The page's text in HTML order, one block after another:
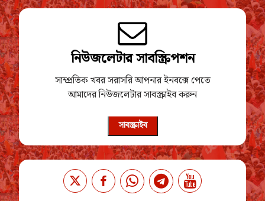
নিউজলেটার সাবস্ক্রিপশন
সাম্প্রতিক খবর সরাসরি আপনার ইনবক্সে পেতে
আমাদের নিউজলেটার সাবস্ক্রাইব করুন
সাবস্ক্রাইব